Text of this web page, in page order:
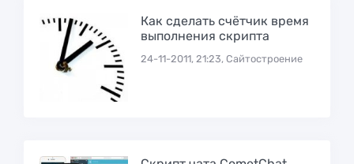
Как сделать счётчик время
выполнения скрипта
24-11-2011, 21:23, Сайтостроение